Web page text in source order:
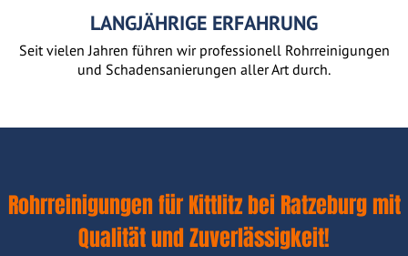
LANGJÄHRIGE ERFAHRUNG
Seit vielen Jahren führen wir professionell Rohrreinigungen
und Schadensanierungen aller Art durch.
Rohrreinigungen für Kittlitz bei Ratzeburg mit
Qualität und Zuverlässigkeit!